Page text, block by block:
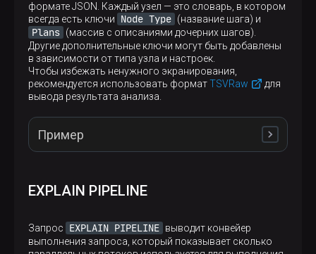
│ Expression ((Projection + Before ORDER
│   Aggregating
│     Expression (Before GROUP BY)
│       Filter (WHERE)
│         ReadFromMergeTree
EXPLAIN actions = 1
SELECT
sum(value
SELECT sum(number) AS
FROM numbers(5) GROUP BY number
│ Expression ((Projection + Before ORDER BY))
│   Aggregating
│     Expression (Before GROUP BY)
EXPLAIN actions = 1
формате JSON. Каждый узел — это словарь, в котором
всегда есть ключи
Node Type (название шага) и
Plans (массив с описаниями дочерних шагов).
Другие дополнительные ключи могут быть добавлены
в зависимости от типа узла и настроек.
Чтобы избежать ненужного экранирования,
рекомендуется использовать форматTSVRaw
для
вывода результата анализа.
Пример
SELECT sum(number) AS
FROM numbers(5) GROUP BY number % 2;
EXPLAIN PIPELINE
Запрос EXPLAIN PIPELINE выводит конвейер
выполнения запроса, который показывает сколько